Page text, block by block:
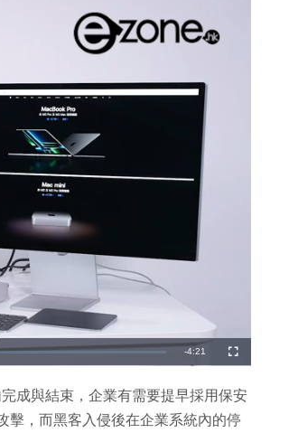
剩
時
-4:21
全
螢
成與結束，企業有需要提早採用保安
擊，而黑客入侵後在企業系統內的停